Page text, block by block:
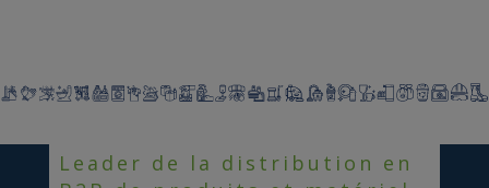
Leader de la distribution en